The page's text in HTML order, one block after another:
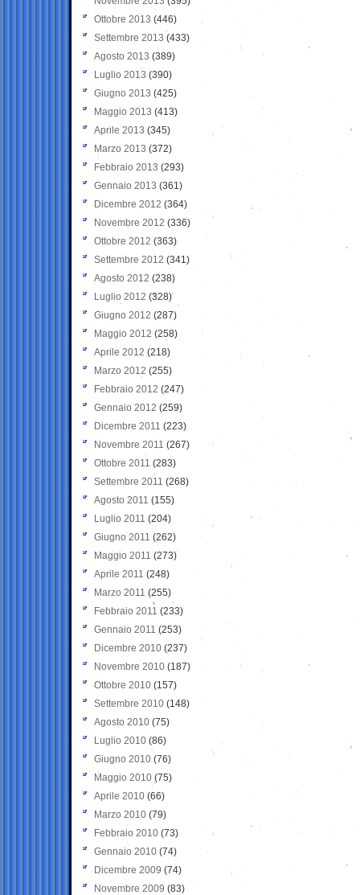
Ottobre 2013 (446)
Settembre 2013 (433)
Agosto 2013 (389)
Luglio 2013 (390)
Giugno 2013 (425)
Maggio 2013 (413)
Aprile 2013 (345)
Marzo 2013 (372)
Febbraio 2013 (293)
Gennaio 2013 (361)
Dicembre 2012 (364)
Novembre 2012 (336)
Ottobre 2012 (363)
Settembre 2012 (341)
Agosto 2012 (238)
Luglio 2012 (328)
Giugno 2012 (287)
Maggio 2012 (258)
Aprile 2012 (218)
Marzo 2012 (255)
Febbraio 2012 (247)
Gennaio 2012 (259)
Dicembre 2011 (223)
Novembre 2011 (267)
Ottobre 2011 (283)
Settembre 2011 (268)
Agosto 2011 (155)
Luglio 2011 (204)
Giugno 2011 (262)
Maggio 2011 (273)
Aprile 2011 (248)
Marzo 2011 (255)
Febbraio 2011 (233)
Gennaio 2011 (253)
Dicembre 2010 (237)
Novembre 2010 (187)
Ottobre 2010 (157)
Settembre 2010 (148)
Agosto 2010 (75)
Luglio 2010 (86)
Giugno 2010 (76)
Maggio 2010 (75)
Aprile 2010 (66)
Marzo 2010 (79)
Febbraio 2010 (73)
Gennaio 2010 (74)
Dicembre 2009 (74)
Novembre 2009 (83)